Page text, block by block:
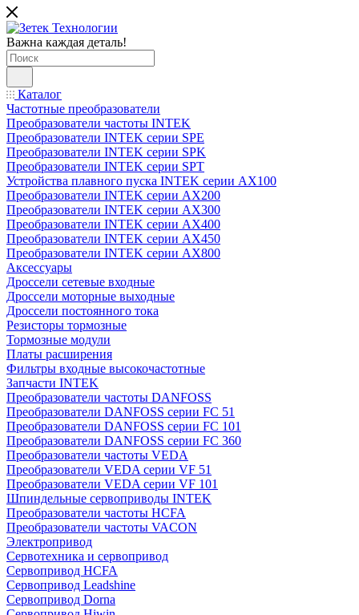
Важна каждая деталь!
Каталог
Частотные преобразователи
Преобразователи частоты INTEK
Преобразователи INTEK серии SPE
Преобразователи INTEK серии SPK
Преобразователи INTEK серии SPT
Устройства плавного пуска INTEK серии AX100
Преобразователи INTEK серии AX200
Преобразователи INTEK серии AX300
Преобразователи INTEK серии AX400
Преобразователи INTEK серии AX450
Преобразователи INTEK серии AX800
Аксессуары
Дроссели сетевые входные
Дроссели моторные выходные
Дроссели постоянного тока
Резисторы тормозные
Тормозные модули
Платы расширения
Фильтры входные высокочастотные
Запчасти INTEK
Преобразователи частоты DANFOSS
Преобразователи DANFOSS серии FC 51
Преобразователи DANFOSS серии FC 101
Преобразователи DANFOSS серии FC 360
Преобразователи частоты VEDA
Преобразователи VEDA серии VF 51
Преобразователи VEDA серии VF 101
Шпиндельные сервоприводы INTEK
Преобразователи частоты HCFA
Преобразователи частоты VACON
Электропривод
Сервотехника и сервопривод
Сервопривод HCFA
Сервопривод Leadshine
Сервопривод Dorna